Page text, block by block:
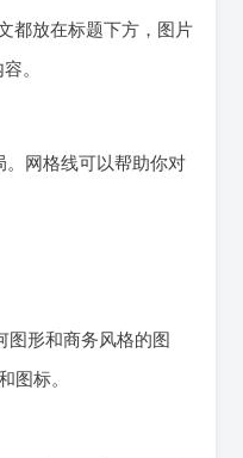
都放在标题下方，图片
。
。网格线可以帮助你对
图形和商务风格的图
图标。